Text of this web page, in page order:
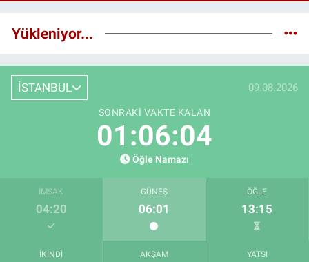
Yükleniyor...
İSTANBUL 09.08.2026
SONRAKI VAKTE KALAN
01:06:03
Öğle Namazı
İMSAK
04:20
GÜNEŞ
06:01
ÖĞLE
13:15
İKINDI AKŞAM YATSI